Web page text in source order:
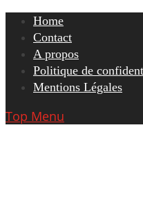
Skip
content
Home
Contact
A propos
Politique de
Mentions Légales
Top Menu